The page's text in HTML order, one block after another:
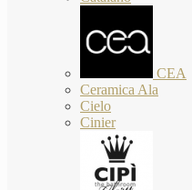
CEA
Ceramica Ala
Cielo
Cinier